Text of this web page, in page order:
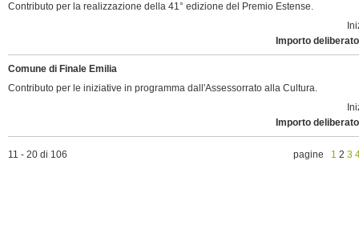
Contributo per la realizzazione della 41° edizione del Premio Estense.
Importo
Comune di Finale Emilia
Contributo per le iniziative in programma dall'Assessorrato alla Cultura.
Importo
11 - 20 di 106 pagine 1 2 3